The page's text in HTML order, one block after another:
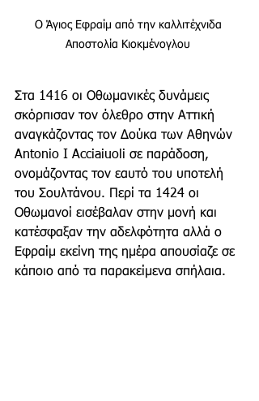
Ο Άγιος Εφραίμ από την καλλιτέχνιδα
Αποστολία Κιοκμένογλου
Στα 1416 οι Οθωμανικές δυνάμεις
σκόρπισαν τον όλεθρο στην Αττική
αναγκάζοντας τον Δούκα των Αθηνών
Antonio I Acciaiuoli σε παράδοση,
ονομάζοντας τον εαυτό του υποτελή
του Σουλτάνου. Περί τα 1424 οι
Οθωμανοί εισέβαλαν στην μονή και
κατέσφαξαν την αδελφότητα αλλά ο
Εφραίμ εκείνη της ημέρα απουσίαζε σε
κάποιο από τα παρακείμενα σπήλαια.